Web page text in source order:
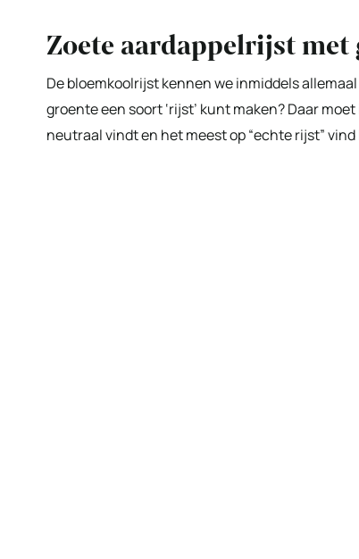
Zoete aardappelrijst met
De bloemkoolrijst kennen we inmiddels
groente een soort ‘rijst’ kunt maken? Daar
neutraal vindt en het meest op “echte rijst”